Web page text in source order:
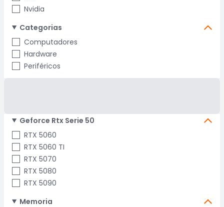
Nvidia
Categorias
Computadores
Hardware
Periféricos
Geforce Rtx Serie 50
RTX 5060
RTX 5060 TI
RTX 5070
RTX 5080
RTX 5090
Memoria